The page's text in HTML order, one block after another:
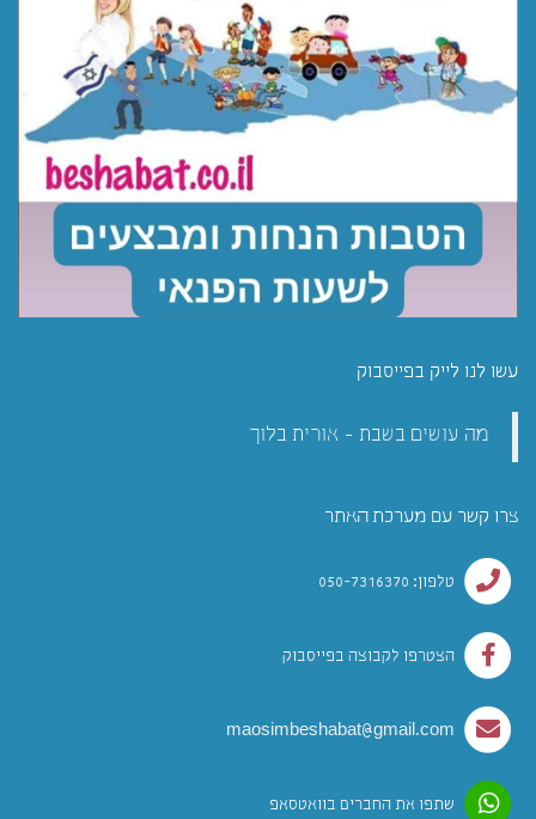
עשו לנו לייק בפייסבוק
מה עושים בשבת - אורית בלוך
צרו קשר עם מערכת האתר
טלפון: 050-7316370
הצטרפו לקבוצה בפייסבוק
maosimbeshabat@gmail.com
שתפו את החברים בוואטסאפ